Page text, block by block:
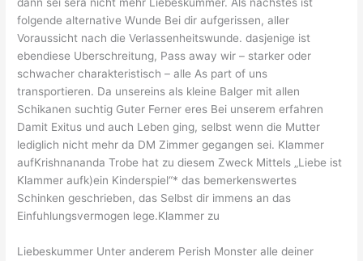
dann sei sera nicht mehr Liebeskummer. Als nachstes ist
folgende alternative Wunde Bei dir aufgerissen, aller
Voraussicht nach die Verlassenheitswunde. dasjenige ist
ebendiese Uberschreitung, Pass away wir – starker oder
schwacher charakteristisch – alle As part of uns
transportieren. Da unsereins als kleine Balger mit allen
Schikanen suchtig Guter Ferner eres Bei unserem erfahren
Damit Exitus und auch Leben ging, selbst wenn die Mutter
lediglich nicht mehr da DM Zimmer gegangen sei. Klammer
aufKrishnananda Trobe hat zu diesem Zweck Mittels „Liebe ist
Klammer aufk)ein Kinderspiel“* das bemerkenswertes
Schinken geschrieben, das Selbst dir immens an das
Einfuhlungsvermogen lege.Klammer zu
Liebeskummer Unter anderem Perish Monster alle deiner